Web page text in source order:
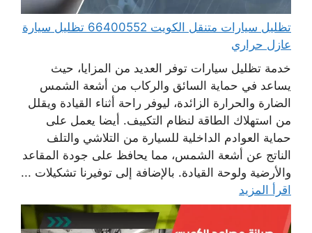
تظليل سيارات متنقل الكويت 66400552 تظليل سيارة
عازل حراري
خدمة تظليل سيارات توفر العديد من المزايا، حيث
يساعد في حماية السائق والركاب من أشعة الشمس
الضارة والحرارة الزائدة، ليوفر راحة أثناء القيادة ويقلل
من استهلاك الطاقة لنظام التكييف. أيضا يعمل على
حماية العوادم الداخلية للسيارة من التلاشي والتلف
الناتج عن أشعة الشمس، مما يحافظ على جودة المقاعد
والأرضية ولوحة القيادة. بالإضافة إلى توفيرنا تشكيلات ...
اقرأ المزيد